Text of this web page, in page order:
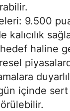
9.500
kalıcılık
haline
içinde